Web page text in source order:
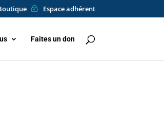
Espace adhérent
Faites un don